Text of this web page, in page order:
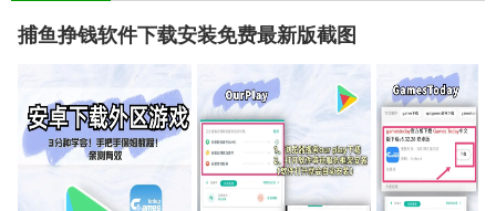
捕鱼挣钱软件下载安装免费最新版截图